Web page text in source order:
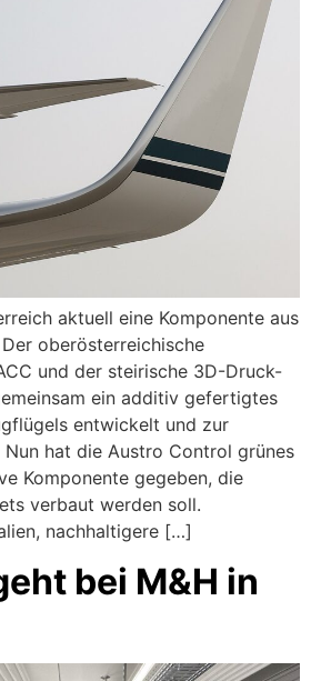
aktuell eine Komponente aus
oberösterreichische
und der steirische 3D-Druck-
ein additiv gefertigtes
entwickelt und zur
hat die Austro Control grünes
Komponente gegeben, die
verbaut werden soll.
nachhaltigere […]
bei M&H in